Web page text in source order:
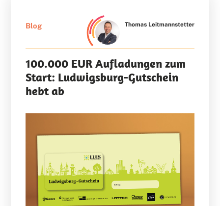
Blog Thomas Leitmannstetter
100.000 EUR Aufladungen zum
Start: Ludwigsburg-Gutschein
hebt ab